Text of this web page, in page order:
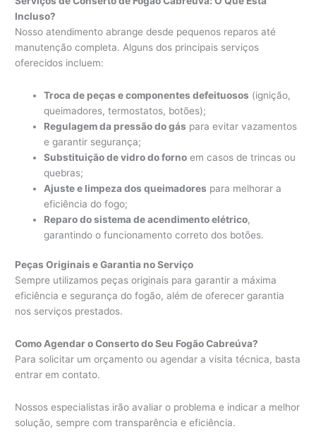
Incluso?
Nosso atendimento abrange desde pequenos reparos até
manutenção completa. Alguns dos principais serviços
oferecidos incluem:
Troca de peças e componentes defeituosos (ignição,
queimadores, termostatos, botões);
Regulagem da pressão do gás para evitar vazamentos
e garantir segurança;
Substituição de vidro do forno em casos de trincas ou
quebras;
Ajuste e limpeza dos queimadores para melhorar a
eficiência do fogo;
Reparo do sistema de acendimento elétrico,
garantindo o funcionamento correto dos botões.
Peças Originais e Garantia no Serviço
Sempre utilizamos peças originais para garantir a máxima
eficiência e segurança do fogão, além de oferecer garantia
nos serviços prestados.
Como Agendar o Conserto do Seu Fogão Cabreúva?
Para solicitar um orçamento ou agendar a visita técnica, basta
entrar em contato.
Nossos especialistas irão avaliar o problema e indicar a melhor
solução, sempre com transparência e eficiência.